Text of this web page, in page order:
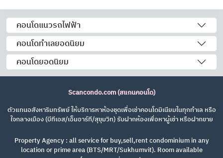
คอนโดแนวรถไฟฟ้า
คอนโดทำเลยอดนิยม
คอนโดยอดนิยม
Scancondo.com (สแกนคอนโด)
ตัวแทนอสังหาริมทรัพย์ ให้บริการหาห้องชุดเพื่อเช่าคอนโดมิเนียมในทุกทำเล หรือ
ใจกลางเมือง (บีทีเอส/เอ็มอาร์ที/สุขุมวิท) รับฝากห้องเพื่อหาผู้เช่า หรือฝากขาย
Property Agency : all service for buy,sell,rent condominium in any
location or prime area (BTS/MRT/Sukhumvit). Room available